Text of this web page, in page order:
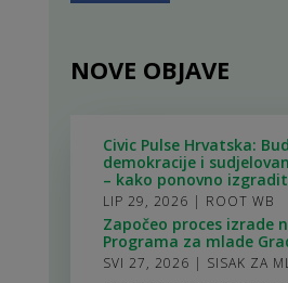
NOVE OBJAVE
Civic Pulse Hrvatska:
demokracije i
– kako ponovno
LIP 29, 2026 | ROOT WB
Započeo proces izrade
Programa za mlade
SVI 27, 2026 | SISAK ZA